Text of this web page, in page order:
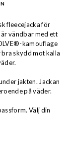
fleecejacka för
vändbar med ett
kamouflage
skydd mot kalla
jakten. Jackan
på väder.
Välj din